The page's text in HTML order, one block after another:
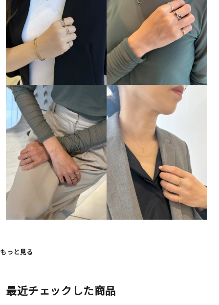
もっと見る
最近チェックした商品